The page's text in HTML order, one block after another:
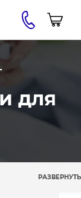
для
РАЗВЕРНУТЬ